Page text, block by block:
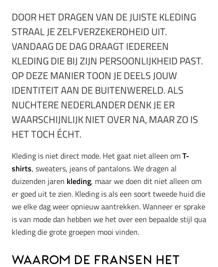
DOOR HET DRAGEN VAN DE JUISTE KLEDING
STRAAL JE ZELFVERZEKERDHEID UIT.
VANDAAG DE DAG DRAAGT IEDEREEN
KLEDING DIE BIJ ZIJN PERSOONLIJKHEID PAST.
OP DEZE MANIER TOON JE DEELS JOUW
IDENTITEIT AAN DE BUITENWERELD. ALS
NUCHTERE NEDERLANDER DENK JE ER
WAARSCHIJNLIJK NIET OVER NA, MAAR ZO IS
HET TOCH ÉCHT.
Kleding is niet direct mode. Het gaat niet alleen omT-
shirts, sweaters, jeans of pantalons. We dragen al
duizenden jaren kleding, maar we doen dit niet alleen om
er goed uit te zien. Kleding is als een soort tweede huid die
we elke dag weer opnieuw aantrekken. Wanneer er sprake
is van mode dan hebben we het over een bepaalde stijl qua
kleding die grote groepen mooi vinden.
Waarom de Fransen het